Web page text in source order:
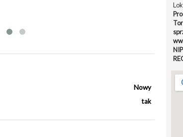
Nowy
tak